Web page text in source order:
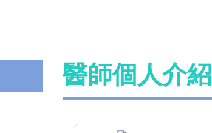
醫師個人介紹